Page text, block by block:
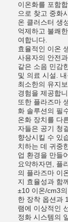
이온화를 포함
으로 찾고 중화
온 클러스터 생
억제하고 불쾌
여합니다.
효율적인 이온
사용자의 안전
같은 소음 민감
및 의료 시설.
최소한의 유지
경험을 제공합니
또한 플라즈마
화 솔루션의 필
온화 장치를 다
자들은 공기 청
향상시킬 수 있
치하는 데 귀중
업 환경을 만들
요약하자면, 플
의 플라즈마 이
지 효율성과 함
±10 이온/cm3
한 장착 옵션과
램에 이상적인
정화 시스템의